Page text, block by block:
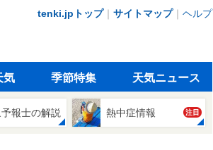
tenki.jpトップ｜ サイトマップ｜ ヘルプ
気 季節特集 天気ニュース
報士の解説 熱中症情報 注目